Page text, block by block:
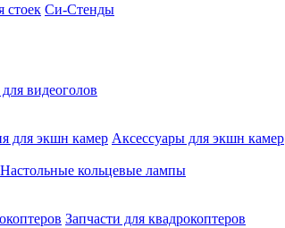
стоек Си-Стенды
видеоголов
для экшн камер Аксессуары для экшн камер
Настольные кольцевые лампы
Запчасти для квадрокоптеров